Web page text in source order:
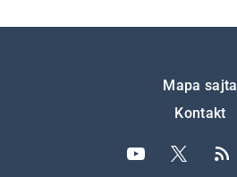
Mapa sajta
Kontakt